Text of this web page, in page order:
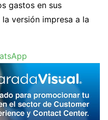
gastos en sus
versión impresa a la